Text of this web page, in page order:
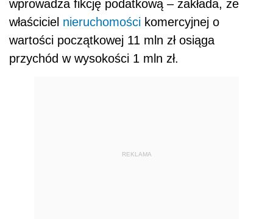
wprowadza fikcję podatkową – zakłada, że
właściciel nieruchomości komercyjnej o
wartości początkowej 11 mln zł osiąga
przychód w wysokości 1 mln zł.
REKLAMA